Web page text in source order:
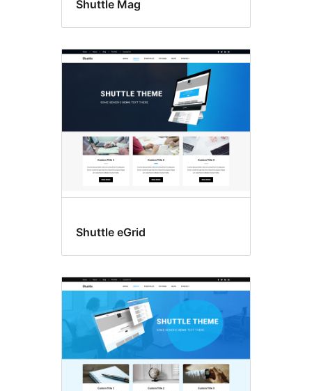
Shuttle Mag
Shuttle eGrid